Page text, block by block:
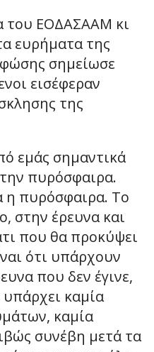
του ΕΟΔΑΣΑΑΜ κι
ευρήματα της
σημείωσε
εισέφεραν
της
εμάς σημαντικά
την πυρόσφαιρα.
η πυρόσφαιρα. Το
στην έρευνα και
που θα προκύψει
ότι υπάρχουν
που δεν έγινε,
καμία
καμία
συνέβη μετά τα